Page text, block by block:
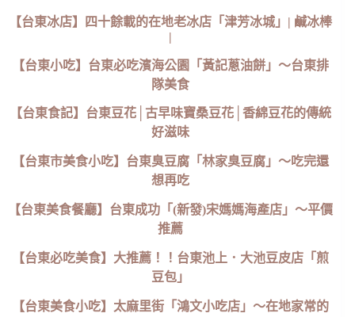
【台東冰店】四十餘載的在地老冰店「津芳冰城」| 鹹冰棒
|
【台東小吃】台東必吃濱海公園「黃記蔥油餅」～台東排
隊美食
【台東食記】台東豆花│古早味寶桑豆花│香綿豆花的傳統
好滋味
【台東市美食小吃】台東臭豆腐「林家臭豆腐」～吃完還
想再吃
【台東美食餐廳】台東成功「(新發)宋媽媽海產店」～平價
推薦
【台東必吃美食】大推薦！！台東池上．大池豆皮店「煎
豆包」
【台東美食小吃】太麻里街「鴻文小吃店」～在地家常的